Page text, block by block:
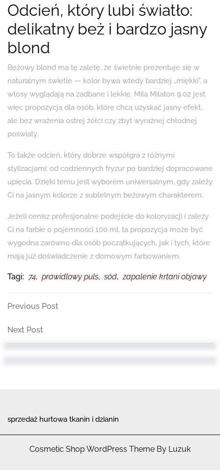
Odcień, który lubi światło:
delikatny beż i bardzo jasny
blond
Beżowy blond ma tę zaletę, że świetnie prezentuje się w
naturalnym świetle — kolor bywa wtedy bardziej „miękki”, a
włosy wyglądają na zadbane i lekkie. Mila Milaton 9.02 jest
więc propozycją dla osób, które chcą uzyskać jasny efekt,
ale bez wrażenia ostrej żółci czy zbyt wyraźnej chłodnej
poświaty.
To także odcień, który dobrze współgra z różnymi
stylizacjami: od codziennych fryzur po bardziej dopracowane
upięcia. Dzięki temu jest wyborem uniwersalnym, gdy zależy
Ci na jasnym kolorze z subtelnym beżowym charakterem.
Jeżeli cenisz profesjonalne podejście do koloryzacji i zależy
Ci na farbie o pojemności 100 ml, ta propozycja może być
wygodna zarówno dla osób początkujących, jak i tych, które
mają już doświadczenie z domowym farbowaniem.
Tagi: 74, prawidlowy puls, sód, zapalenie krtani objawy
Nawigacja
wpisu
Previous
Previous Post
Next
Next Post
sprzedaż hurtowa tkanin i dzianin
Cosmetic Shop WordPress Theme By Luzuk